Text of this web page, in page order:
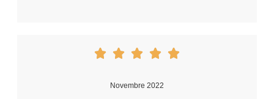
Novembre 2022